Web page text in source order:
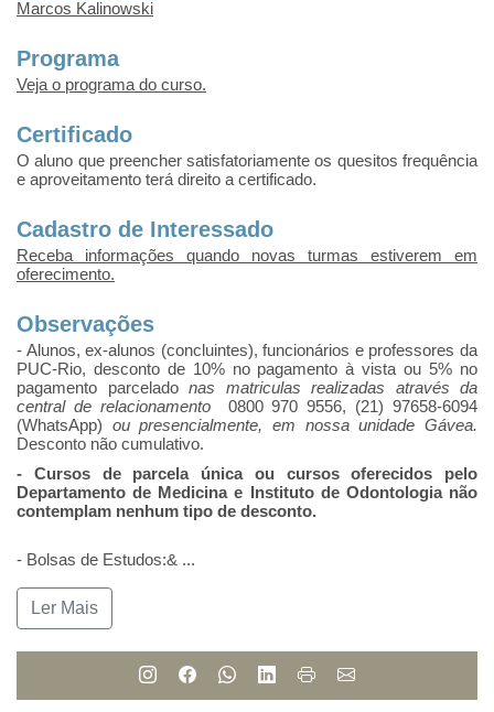
Marcos Kalinowski
Programa
Veja o programa do curso.
Certificado
O aluno que preencher satisfatoriamente os quesitos frequência
e aproveitamento terá direito a certificado.
Cadastro de Interessado
Receba informações quando novas turmas estiverem em
oferecimento.
Observações
- Alunos, ex-alunos (concluintes), funcionários e professores da
PUC-Rio, desconto de 10% no pagamento à vista ou 5% no
pagamento parcelado nas matriculas realizadas através da
central de relacionamento0800 970 9556, (21) 97658-6094
(WhatsApp) ou presencialmente, em nossa unidade Gávea.
Desconto não cumulativo.
- Cursos de parcela única ou cursos oferecidos pelo
Departamento de Medicina e Instituto de Odontologia não
contemplam nenhum tipo de desconto.
- Bolsas de Estudos:& ...
Ler Mais